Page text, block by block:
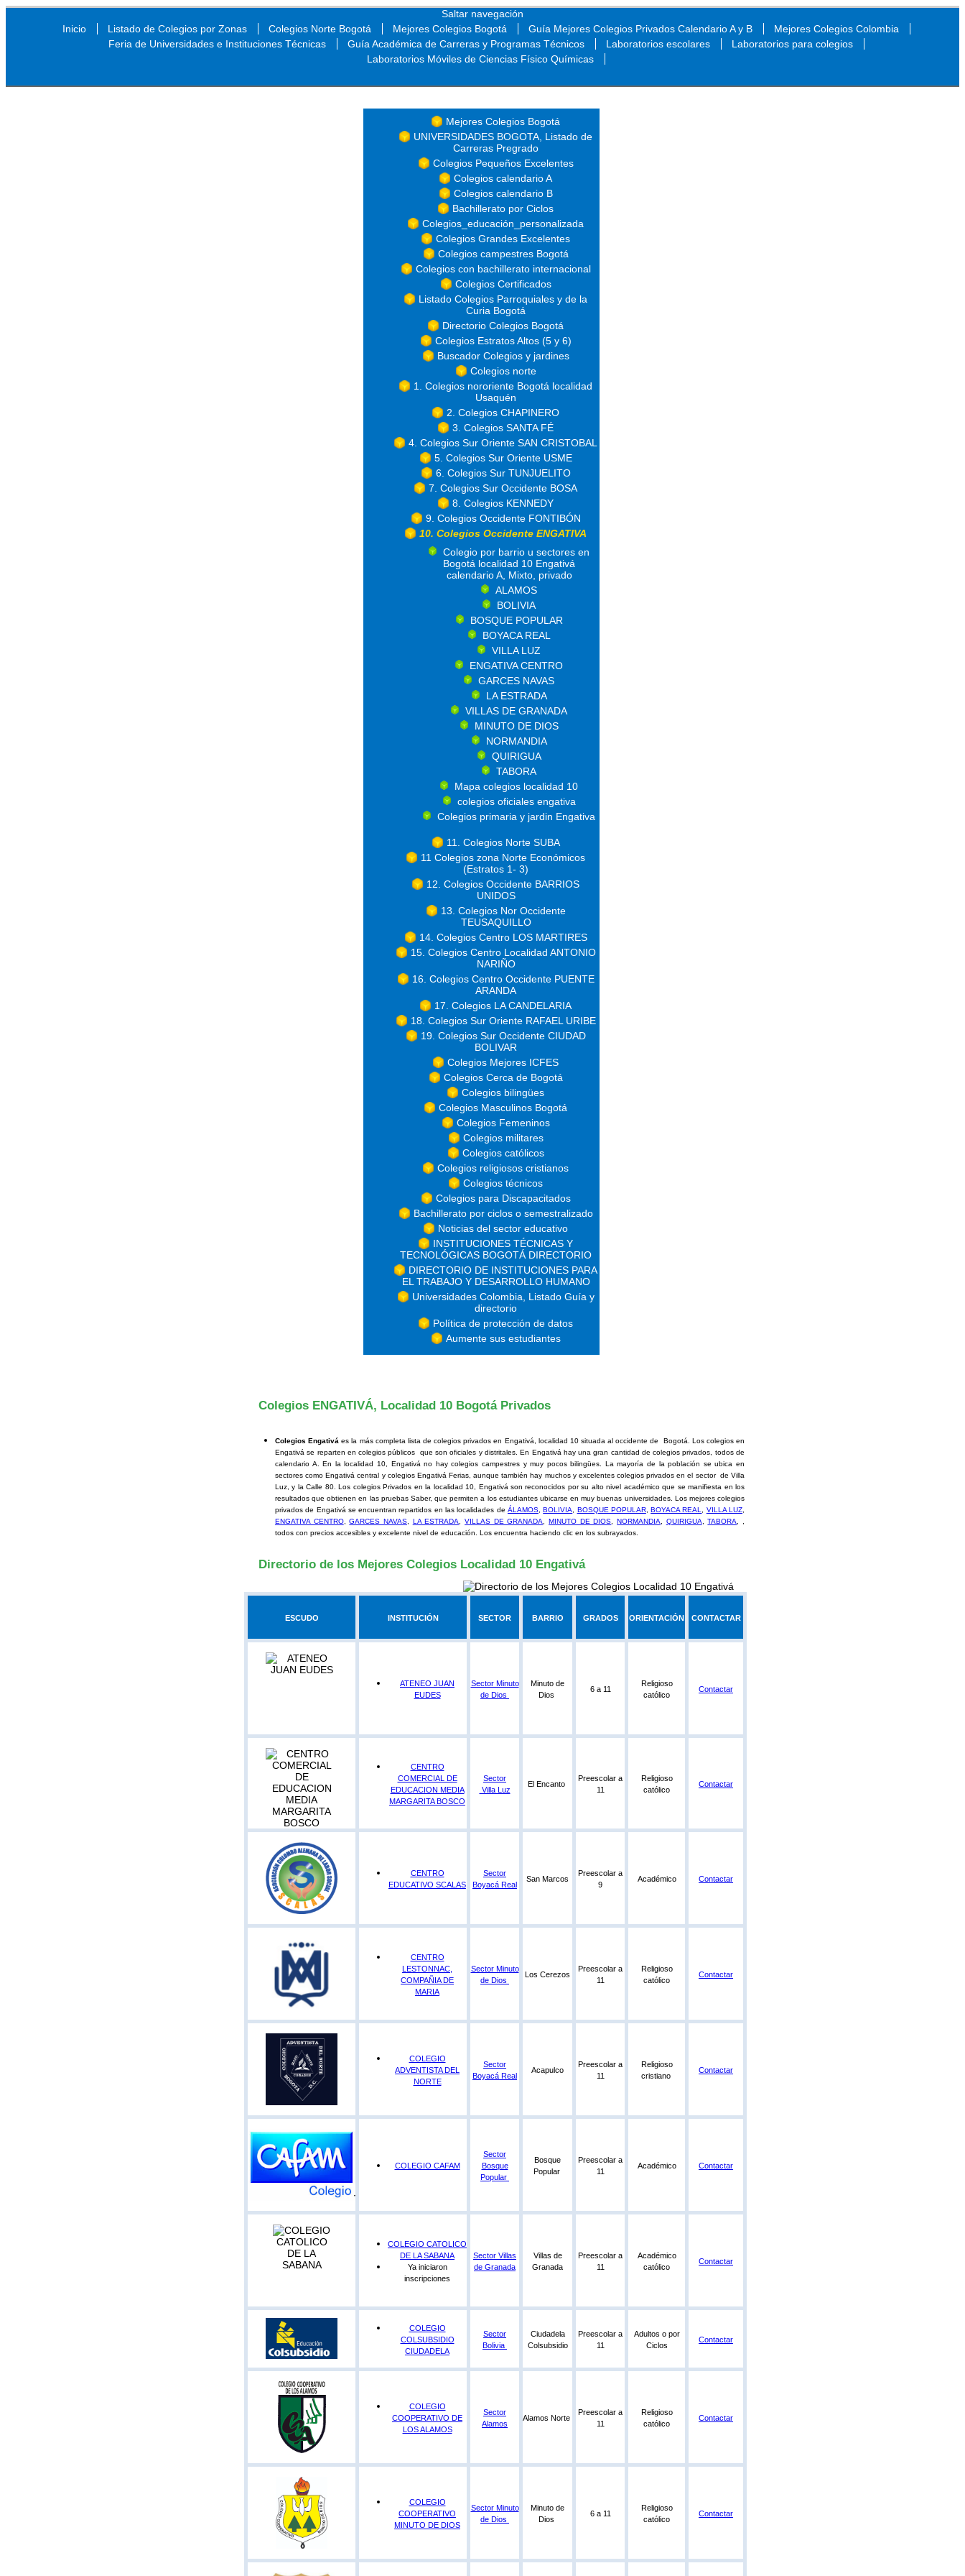
Saltar navegación
Inicio
Listado de Colegios por Zonas Colegios Norte Bogotá Mejores Colegios Bogotá Guía Mejores Colegios Privados Calendario A y B
Mejores Colegios Colombia
Feria de Universidades e Instituciones Técnicas
Guía Académica de Carreras y Programas Técnicos Laboratorios escolares
Laboratorios para colegios
Laboratorios Móviles de Ciencias Físico Químicas
Mejores Colegios Bogotá
UNIVERSIDADES BOGOTA, Listado de
Carreras Pregrado
Colegios Pequeños Excelentes
Colegios calendario A
Colegios calendario B
Bachillerato por Ciclos
Colegios_educación_personalizada
Colegios Grandes Excelentes
Colegios campestres Bogotá
Colegios con bachillerato internacional
Colegios Certificados
Listado Colegios Parroquiales y de la
Curia Bogotá
Directorio Colegios Bogotá
Colegios Estratos Altos (5 y 6)
Buscador Colegios y jardines
Colegios norte
1. Colegios nororiente Bogotá localidad
Usaquén
2. Colegios CHAPINERO
3. Colegios SANTA FÉ
4. Colegios Sur Oriente SAN CRISTOBAL
5. Colegios Sur Oriente USME
6. Colegios Sur TUNJUELITO
7. Colegios Sur Occidente BOSA
8. Colegios KENNEDY
9. Colegios Occidente FONTIBÓN
10. Colegios Occidente ENGATIVA
Colegio por barrio u sectores en
Bogotá localidad 10 Engativá
calendario A, Mixto, privado
ALAMOS
BOLIVIA
BOSQUE POPULAR
BOYACA REAL
VILLA LUZ
ENGATIVA CENTRO
GARCES NAVAS
LA ESTRADA
VILLAS DE GRANADA
MINUTO DE DIOS
NORMANDIA
QUIRIGUA
TABORA
Mapa colegios localidad 10
colegios oficiales engativa
Colegios primaria y jardin Engativa
11. Colegios Norte SUBA
11 Colegios zona Norte Económicos
(Estratos 1- 3)
12. Colegios Occidente BARRIOS
UNIDOS
13. Colegios Nor Occidente
TEUSAQUILLO
14. Colegios Centro LOS MARTIRES
15. Colegios Centro Localidad ANTONIO
NARIÑO
16. Colegios Centro Occidente PUENTE
ARANDA
17. Colegios LA CANDELARIA
18. Colegios Sur Oriente RAFAEL URIBE
19. Colegios Sur Occidente CIUDAD
BOLIVAR
Colegios Mejores ICFES
Colegios Cerca de Bogotá
Colegios bilingües
Colegios Masculinos Bogotá
Colegios Femeninos
Colegios militares
Colegios católicos
Colegios religiosos cristianos
Colegios técnicos
Colegios para Discapacitados
Bachillerato por ciclos o semestralizado
Noticias del sector educativo
INSTITUCIONES TÉCNICAS Y
TECNOLÓGICAS BOGOTÁ DIRECTORIO
DIRECTORIO DE INSTITUCIONES PARA
EL TRABAJO Y DESARROLLO HUMANO
Universidades Colombia, Listado Guía y
directorio
Política de protección de datos
Aumente sus estudiantes
Colegios ENGATIVÁ, Localidad 10 Bogotá Privados
Colegios Engativá es la más completa lista de colegios privados en Engativá, localidad 10 situada al occidente de Bogotá. Los colegios en
Engativá se reparten en colegios públicos que son oficiales y distritales. En Engativá hay una gran cantidad de colegios privados, todos de
calendario A. En la localidad 10, Engativá no hay colegios campestres y muy pocos bilingües. La mayoría de la población se ubica en
sectores como Engativá central y colegios Engativá Ferias, aunque también hay muchos y excelentes colegios privados en el sector de Villa
Luz, y la Calle 80. Los colegios Privados en la localidad 10, Engativá son reconocidos por su alto nivel académico que se manifiesta en los
resultados que obtienen en las pruebas Saber, que permiten a los estudiantes ubicarse en muy buenas universidades. Los mejores colegios
privados de Engativá se encuentran repartidos en las localidades de ÁLAMOS,BOLIVIA BOSQUE POPULAR,BOYACA REAL VILLA LUZ
ENGATIVA CENTRO,GARCES NAVAS LA ESTRADA ,VILLAS DE GRANADA ,MINUTO DE DIOS ,NORMANDIA QUIRIGUA ,TABORA
todos con precios accesibles y excelente nivel de educación. Los encuentra haciendo clic en los subrayados.
Directorio de los Mejores Colegios Localidad 10 Engativá
ESCUDO INSTITUCIÓN SECTOR BARRIO GRADOS ORIENTACIÓN CONTACTAR
ATENEO JUAN
EUDES
Sector Minuto
de Dios
Minuto de
Dios
6 a 11
Religioso
católico
Contactar
CENTRO
COMERCIAL DE
EDUCACION MEDIA
MARGARITA BOSCO
Sector
Villa Luz
El Encanto
Preescolar a
11
Religioso
católico
Contactar
CENTRO
EDUCATIVO SCALAS
Sector
Boyacá Real
San Marcos
Preescolar a
9
Académico Contactar
CENTRO
LESTONNAC,
COMPAÑIA DE
MARIA
Sector Minuto
de Dios
Los Cerezos
Preescolar a
11
Religioso
católico
Contactar
COLEGIO
ADVENTISTA DEL
NORTE
Sector
Boyacá Real
Acapulco
Preescolar a
11
Religioso
cristiano
Contactar
COLEGIO CAFAM
Sector
Bosque
Popular
Bosque
Popular
Preescolar a
11
Académico Contactar
COLEGIO CATOLICO
DE LA SABANA
Ya iniciaron
inscripciones
Sector Villas
de Granada
Villas de
Granada
Preescolar a
11
Académico
católico
Contactar
COLEGIO
COLSUBSIDIO
CIUDADELA
Sector
Bolivia
Ciudadela
Colsubsidio
Preescolar a
11
Adultos o por
Ciclos
Contactar
COLEGIO
COOPERATIVO DE
LOS ALAMOS
Sector
Alamos
Alamos Norte
Preescolar a
11
Religioso
católico
Contactar
COLEGIO
COOPERATIVO
MINUTO DE DIOS
Sector Minuto
de Dios
Minuto de
Dios
6 a 11
Religioso
católico
Contactar